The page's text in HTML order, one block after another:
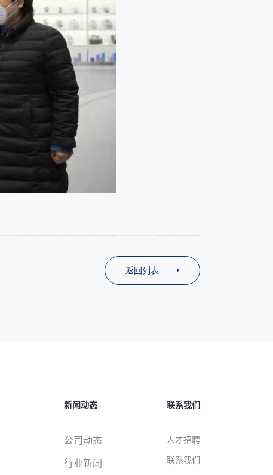
返回列表
新闻动态
公司动态
行业新闻
联系我们
人才招聘
联系我们